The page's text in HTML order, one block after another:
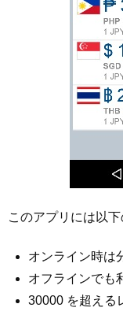
このアプリには以
オンライン時は
オフラインでも
30000 を超える